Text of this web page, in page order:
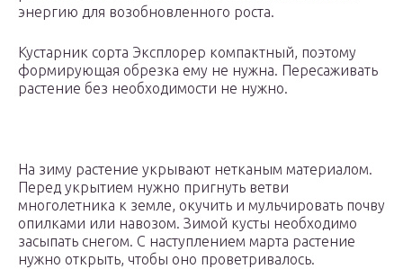
энергию для возобновленного роста.
Кустарник сорта Эксплорер компактный, поэтому
формирующая обрезка ему не нужна. Пересаживать
растение без необходимости не нужно.
На зиму растение укрывают нетканым материалом.
Перед укрытием нужно пригнуть ветви
многолетника к земле, окучить и мульчировать почву
опилками или навозом. Зимой кусты необходимо
засыпать снегом. С наступлением марта растение
нужно открыть, чтобы оно проветривалось.